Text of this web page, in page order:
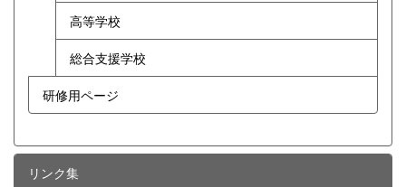
高等学校
総合支援学校
研修用ページ
リンク集